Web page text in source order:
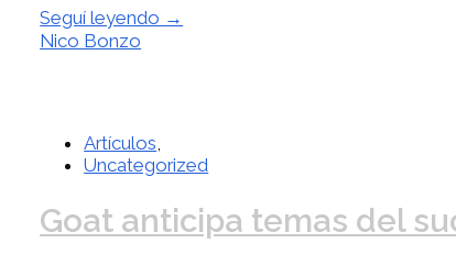
Seguí leyendo →
Nico Bonzo
Artículos,
Uncategorized
Goat anticipa temas del